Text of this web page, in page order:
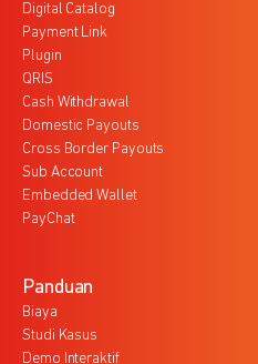
Digital Catalog
Payment Link
Plugin
QRIS
Cash Withdrawal
Domestic Payouts
Cross Border Payouts
Sub Account
Embedded Wallet
PayChat
Panduan
Biaya
Studi Kasus
Demo Interaktif